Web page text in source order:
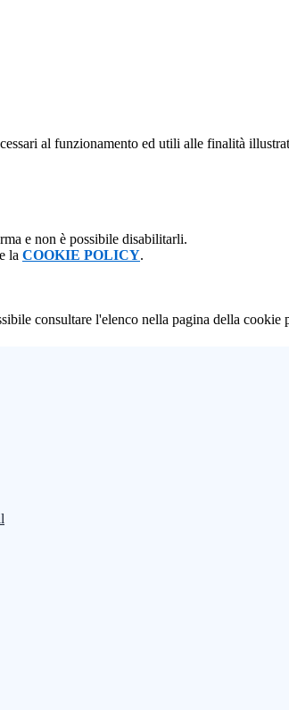
al funzionamento ed utili alle finalità
e non è possibile disabilitarli.
la COOKIE POLICY.
consultare l'elenco nella pagina della cookie